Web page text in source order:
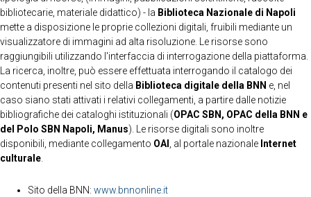
bibliotecarie, materiale didattico) - la Biblioteca Nazionale di Napoli
mette a disposizione le proprie collezioni digitali, fruibili mediante un
visualizzatore di immagini ad alta risoluzione. Le risorse sono
raggiungibili utilizzando l'interfaccia di interrogazione della piattaforma.
La ricerca, inoltre, può essere effettuata interrogando il catalogo dei
contenuti presenti nel sito della Biblioteca digitale della BNN e, nel
caso siano stati attivati i relativi collegamenti, a partire dalle notizie
bibliografiche dei cataloghi istituzionali (OPAC SBN, OPAC della BNN e
del Polo SBN Napoli, Manus). Le risorse digitali sono inoltre
disponibili, mediante collegamento OAI , al portale nazionale Internet
culturale
Sito della BNN: www.bnnonline.it